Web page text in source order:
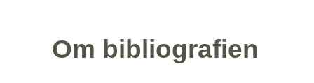
Om bibliografien